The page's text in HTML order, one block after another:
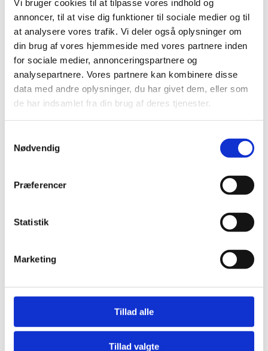
Vi bruger cookies til at tilpasse vores indhold og
annoncer, til at vise dig funktioner til sociale medier og til
at analysere vores trafik. Vi deler også oplysninger om
din brug af vores hjemmeside med vores partnere inden
for sociale medier, annonceringspartnere og
analysepartnere. Vores partnere kan kombinere disse
data med andre oplysninger, du har givet dem, eller som
de har indsamlet fra din brug af deres tjenester.
Nødvendig
Præferencer
Statistik
Marketing
Tillad alle
Tillad valgte
chefer.
Da Departementet for udenlandske affærer blev
grundlagt, var udenrigspolitik et anliggende for den
enevældige konge og for kongens adelige ansatte.
Departementets eksistensberettigelse var at pleje
kongens interesser, og cementere hans magt over det
Et eksempel er forhandlingerne i Kiel i 1814 efter
Frederik den 6. diplomaten Edmund Bourke, en irsk-
født rigmand, til at varetage Danmarks interesser
efter nederlaget. Danmark var allieret med Frankrig,
og mistede som konsekvens af Frankrigs nederlag
Diplomaten blev ved forhandlingsbordet med Sveriges
og Storbritanniens forhandlere i fire døgn indtil det
blandt andet var sikret, at Danmark, trods tabet af
Norge, kunne beholde Grønland, Færøerne og Island.